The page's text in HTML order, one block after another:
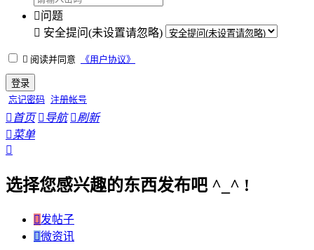
问题
 安全提问(未设置请忽略)
 阅读并同意 《用户协议》
登录
忘记密码 注册帐号
 首页  导航 刷新
菜单

选择您感兴趣的东西发布吧 ^_^ !
发帖子
微资讯